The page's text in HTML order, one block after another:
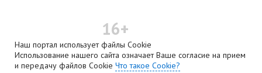
16+
Наш портал использует файлы Cookie
Использование нашего сайта означает Ваше согласие на прием
и передачу файлов Cookie Что такое Cookie?